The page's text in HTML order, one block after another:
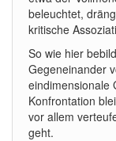
beleuchtet,
kritische
So wie hier
Gegeneinander
eindimensionale
Konfrontation
vor allem
geht.